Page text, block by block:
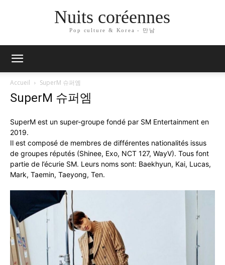
Nuits coréennes
Pop culture & Korea - 만남
Accueil SuperM 슈퍼엠
SuperM 슈퍼엠
SuperM est un super-groupe fondé par SM Entertainment en
2019.
Il est composé de membres de différentes nationalités issus
de groupes réputés (Shinee, Exo, NCT 127, WayV). Tous font
partie de l’écurie SM. Leurs noms sont: Baekhyun, Kai, Lucas,
Mark, Taemin, Taeyong, Ten.